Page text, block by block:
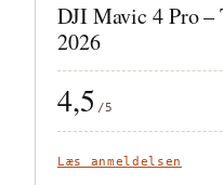
DJI Mavic 4 Pro –
2026
4,5 /5
Læs anmeldelsen